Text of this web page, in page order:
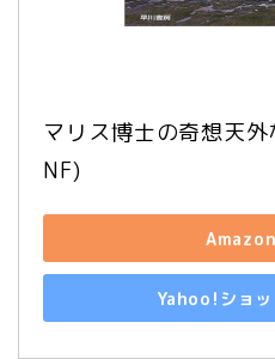
マリス博士の奇想天
NF)
Yahoo!ショッ